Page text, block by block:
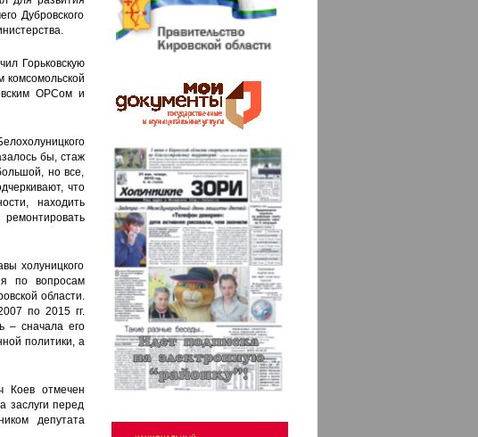
Дубровского
Горьковскую
комсомольской
ОРСом и
бы, стаж
но все,
что
находить
холуницкого
по вопросам
области.
по 2015 гг.
– сначала его
политики, а
Коев отмечен
заслуги перед
депутата